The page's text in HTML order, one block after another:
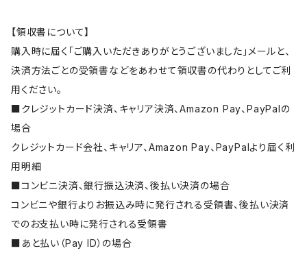
【領収書について】
購入時に届く「ご購入いただきありがとうございました」メールと、
決済方法ごとの受領書などをあわせて領収書の代わりとしてご利
用ください。
■クレジットカード決済、キャリア決済、Amazon Pay、PayPalの
場合
クレジットカード会社、キャリア、Amazon Pay、PayPalより届く利
用明細
■コンビニ決済、銀行振込決済、後払い決済の場合
コンビニや銀行よりお振込み時に発行される受領書、後払い決済
でのお支払い時に発行される受領書
■あと払い（Pay ID）の場合